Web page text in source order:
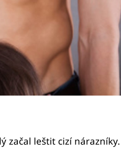
začal leštit cizí nárazníky.